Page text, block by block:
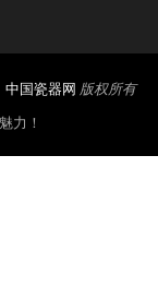
中国瓷器网 版权所有
力！